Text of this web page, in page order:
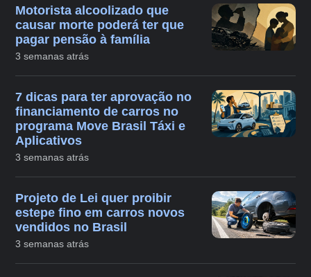
Motorista alcoolizado que
causar morte poderá ter que
pagar pensão à família
3 semanas atrás
7 dicas para ter aprovação no
financiamento de carros no
programa Move Brasil Táxi e
Aplicativos
3 semanas atrás
Projeto de Lei quer proibir
estepe fino em carros novos
vendidos no Brasil
3 semanas atrás